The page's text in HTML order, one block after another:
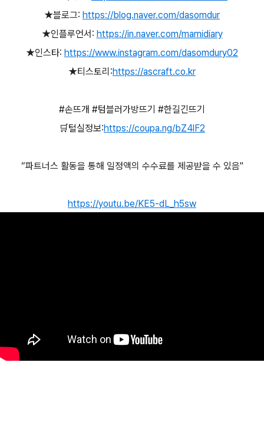
★블로그: https://blog.naver.com/dasomdur
★인플루언서: https://in.naver.com/mamidiary
★인스타: https://www.instagram.com/dasomdury02
★티스토리:https://ascraft.co.kr
#손뜨개 #텀블러가방뜨기 #한길긴뜨기
🛒털실정보:https://coupa.ng/bZ4lF2
“파트너스 활동을 통해 일정액의 수수료를 제공받을 수 있음"
https://youtu.be/KE5-dL_h5sw